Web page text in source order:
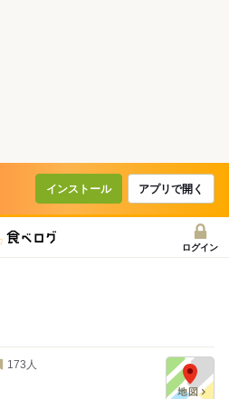
インストール アプリで開く
ログイン
173 人